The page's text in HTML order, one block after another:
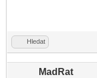
Hledat
MadRat